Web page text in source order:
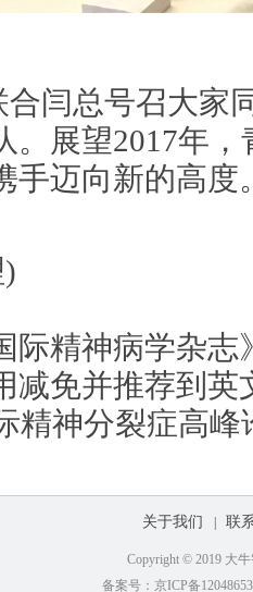
闫总号召大家
。展望2017年
手迈向新的高度
际精神病学杂志
减免并推荐到英
精神分裂症高峰
关于我们 联
Copyright © 2019 大
备案号：京ICP备